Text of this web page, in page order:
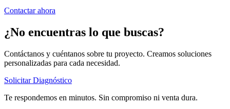
Contactar ahora
¿No encuentras lo que buscas?
Contáctanos y cuéntanos sobre tu proyecto. Creamos soluciones
personalizadas para cada necesidad.
Solicitar Diagnóstico
Te respondemos en minutos. Sin compromiso ni venta dura.